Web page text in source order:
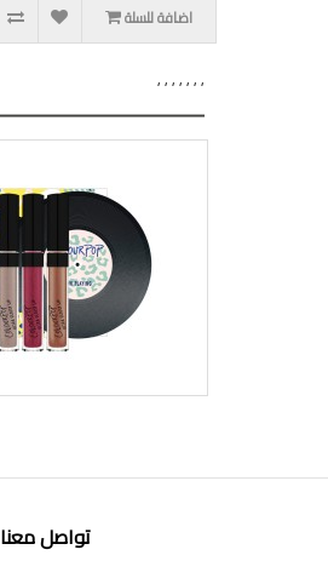
اضافة للسلة
,
,
,
,
,
,
,
تواصل معنا